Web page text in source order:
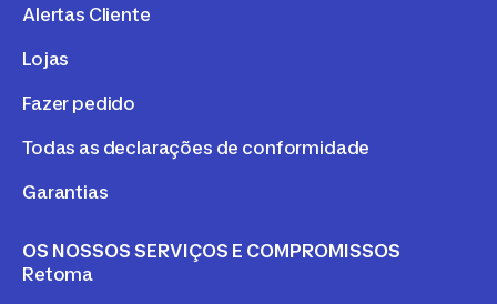
Alertas Cliente
Lojas
Fazer pedido
Todas as declarações de conformidade
Garantias
OS NOSSOS SERVIÇOS E COMPROMISSOS
Retoma